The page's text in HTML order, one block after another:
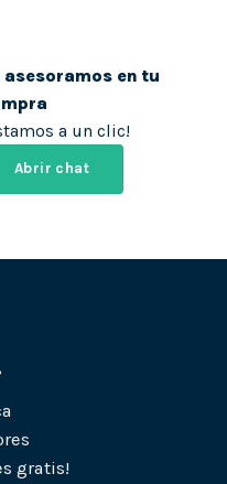
asesoramos en tu
a un clic!
Abrir chat
gratis!